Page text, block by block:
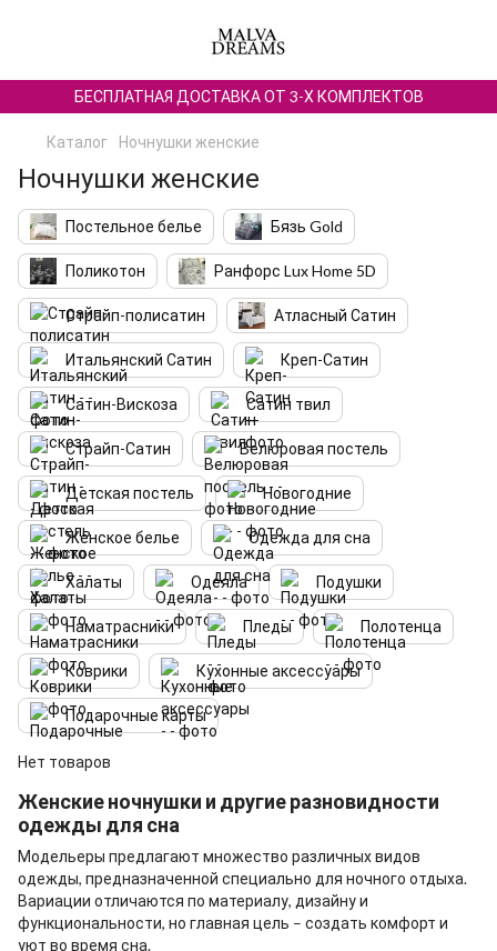
БЕСПЛАТНАЯ ДОСТАВКА ОТ 3-Х КОМПЛЕКТОВ
Каталог Ночнушки женские
Ночнушки женские
Постельное белье Бязь Gold
Поликотон Ранфорс Lux Home 5D
Страйп-полисатин Атласный Сатин
Итальянский Сатин Креп-Сатин
Сатин-Вискоза Сатин твил
Страйп-Сатин Велюровая постель
Детская постель Новогодние
Женское белье Одежда для сна
Халаты Одеяла Подушки
Наматрасники Пледы Полотенца
Коврики Кухонные аксессуары
Подарочные карты
Нет товаров
Женские ночнушки и другие разновидности
одежды для сна
Модельеры предлагают множество различных видов
одежды, предназначенной специально для ночного отдыха.
Вариации отличаются по материалу, дизайну и
функциональности, но главная цель – создать комфорт и
уют во время сна.